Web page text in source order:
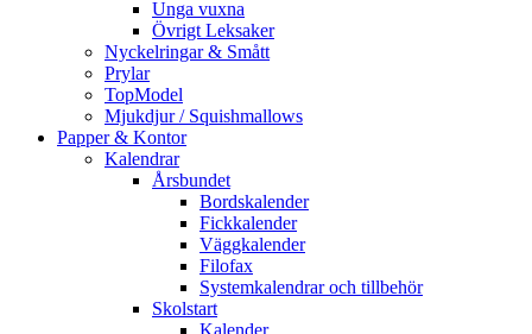
Unga vuxna
Övrigt Leksaker
Nyckelringar & Smått
Prylar
TopModel
Mjukdjur / Squishmallows
Papper & Kontor
Kalendrar
Årsbundet
Bordskalender
Fickkalender
Väggkalender
Filofax
Systemkalendrar och tillbehör
Skolstart
Kalender